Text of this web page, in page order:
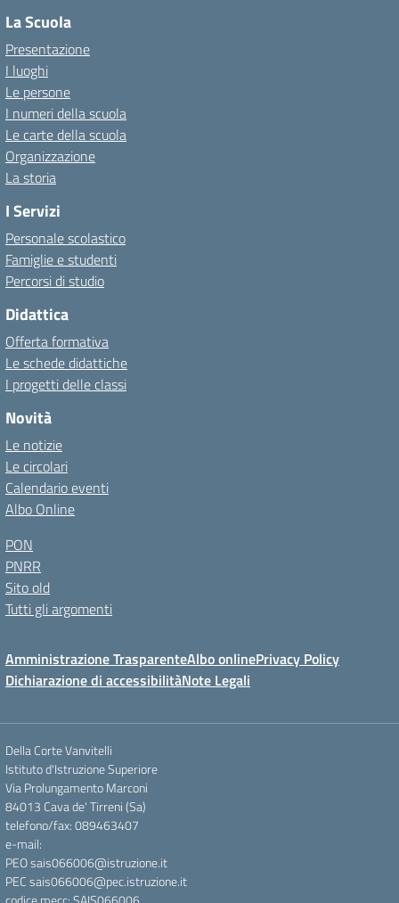
La Scuola
Presentazione
I luoghi
Le persone
I numeri della scuola
Le carte della scuola
Organizzazione
La storia
I Servizi
Personale scolastico
Famiglie e studenti
Percorsi di studio
Didattica
Offerta formativa
Le schede didattiche
I progetti delle classi
Novità
Le notizie
Le circolari
Calendario eventi
Albo Online
PON
PNRR
Sito old
Tutti gli argomenti
Amministrazione TrasparenteAlbo onlinePrivacy Policy
Dichiarazione di accessibilitàNote Legali
Della Corte Vanvitelli
Istituto d'Istruzione Superiore
Via Prolungamento Marconi
84013 Cava de' Tirreni (Sa)
telefono/fax: 089463407
e-mail:
PEO sais066006@istruzione.it
PEC sais066006@pec.istruzione.it